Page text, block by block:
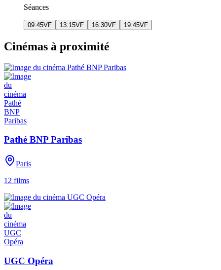
Séances
09:45VF 13:15VF 16:30VF 19:45VF
Cinémas à proximité
Pathé BNP Paribas
Paris
12 films
UGC Opéra